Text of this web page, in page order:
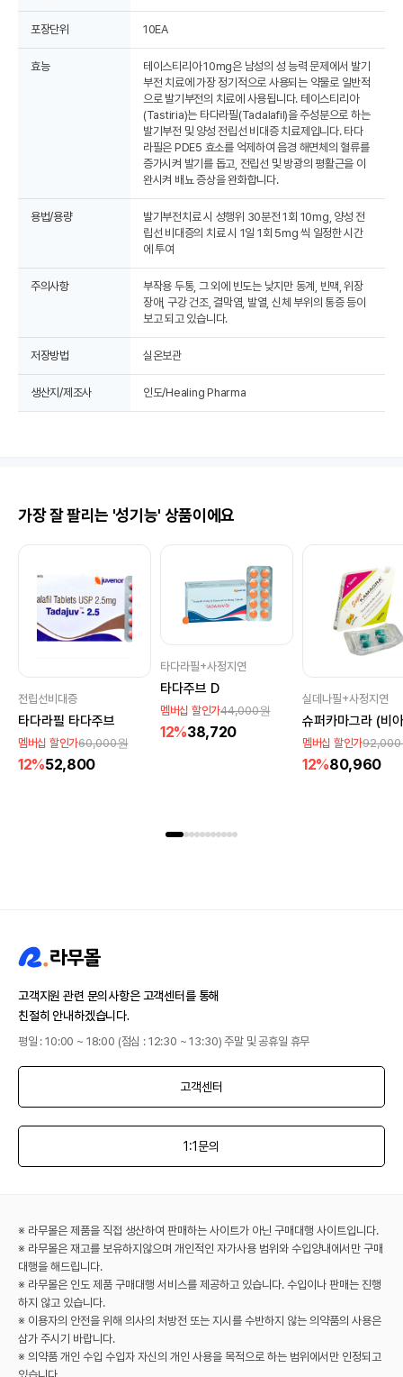
포장단위 10EA
효능
테이스티리아 10mg은 남성의 성 능력 문제에서 발기
부전 치료에 가장 정기적으로 사용되는 약물로 일반적
으로 발기부전의 치료에 사용됩니다. 테이스티리아
(Tastiria)는 타다라필(Tadalafil)을 주성분으로 하는
발기부전 및 양성 전립선 비대증 치료제입니다. 타다
라필은 PDE5 효소를 억제하여 음경 해면체의 혈류를
증가시켜 발기를 돕고, 전립선 및 방광의 평활근을 이
완시켜 배뇨 증상을 완화합니다.
용법/용량
발기부전치료 시 성행위 30분전 1회 10mg, 양성 전
립선 비대증의 치료 시 1일 1회 5mg 씩 일정한 시간
에 투여
주의사항
부작용 두통, 그 외에 빈도는 낮지만 동계, 빈맥, 위장
장애, 구강 건조, 결막염, 발열, 신체 부위의 통증 등이
보고 되고 있습니다.
저장방법 실온보관
생산지/제조사 인도/Healing Pharma
가장 잘 팔리는 '성기능' 상품이에요
전립선비대증
타다라필 타다주브
멤버십 할인가60,000원
12%52,800
타다라필+사정지연
타다주브 D
멤버십 할인가44,000원
12%38,720
실데나필+사정지연
멤버십 할인가92,000
12%80,960
고객지원 관련 문의사항은 고객센터를 통해
친절히 안내하겠습니다.
평일 : 10:00 ~ 18:00 (점심 : 12:30 ~ 13:30) 주말 및 공휴일 휴무
고객센터
1:1문의
※ 라무몰은 제품을 직접 생산하여 판매하는 사이트가 아닌 구매대행 사이트입니다.
※ 라무몰은 재고를 보유하지않으며 개인적인 자가사용 범위와 수입양내에서만 구매
대행을 해드립니다.
※ 라무몰은 인도 제품 구매대행 서비스를 제공하고 있습니다. 수입이나 판매는 진행
하지 않고 있습니다.
※ 이용자의 안전을 위해 의사의 처방전 또는 지시를 수반하지 않는 의약품의 사용은
삼가 주시기 바랍니다.
※ 의약품 개인 수입 수입자 자신의 개인 사용을 목적으로 하는 범위에서만 인정되고